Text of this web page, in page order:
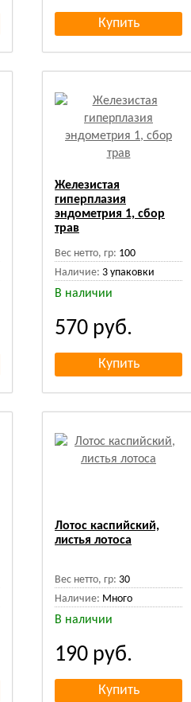
Железистая
гиперплазия
эндометрия 1, сбор
трав
Вес нетто, гр: 100
Наличие: 3 упаковки
В наличии
570 руб.
Лотос каспийский,
листья лотоса
Вес нетто, гр: 30
Наличие: Много
В наличии
190 руб.